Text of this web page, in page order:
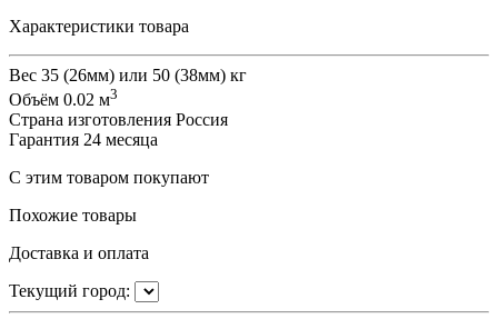
Характеристики товара
Вес 35 (26мм) или 50 (38мм) кг
Объём 0.02 м3
Страна изготовления Россия
Гарантия 24 месяца
С этим товаром покупают
Похожие товары
Доставка и оплата
Текущий город: